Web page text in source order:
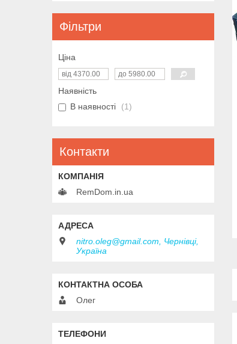
Фільтри
Ціна
Наявність
В наявності
1
Контакти
RemDom.in.ua
nitro.oleg@gmail.com, Чернівці,
Україна
Олег